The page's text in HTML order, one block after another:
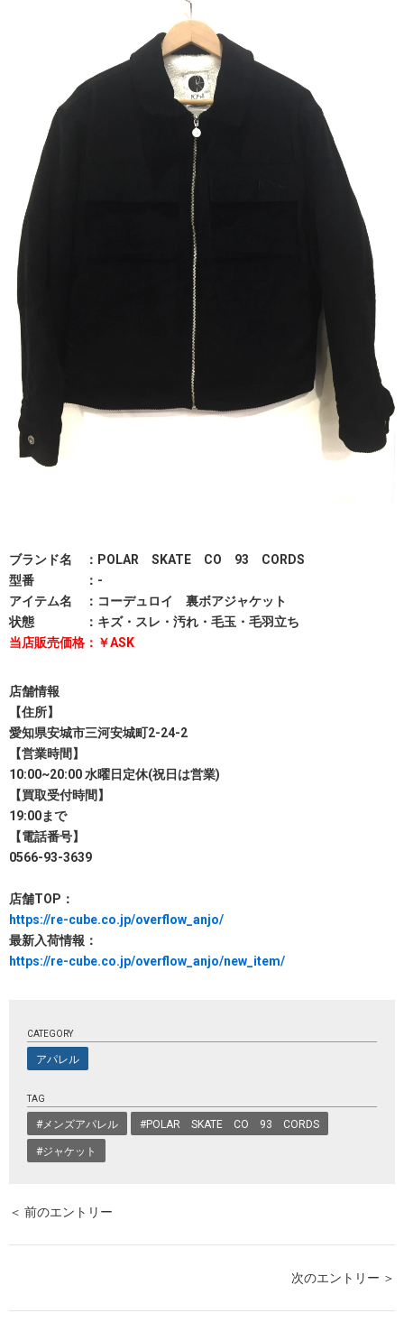
ブランド名 ：POLAR SKATE CO 93 CORDS
型番 ：-
アイテム名 ：コーデュロイ 裏ボアジャケット
状態 ：キズ・スレ・汚れ・毛玉・毛羽立ち
当店販売価格：￥ASK
店舗情報
【住所】
愛知県安城市三河安城町2-24-2
【営業時間】
10:00~20:00 水曜日定休(祝日は営業)
【買取受付時間】
19:00まで
【電話番号】
0566-93-3639
店舗TOP：
https://re-cube.co.jp/overflow_anjo/
最新入荷情報：
https://re-cube.co.jp/overflow_anjo/new_item/
CATEGORY
アパレル
TAG
#メンズアパレル #POLAR SKATE CO 93 CORDS
#ジャケット
＜ 前のエントリー
次のエントリー ＞